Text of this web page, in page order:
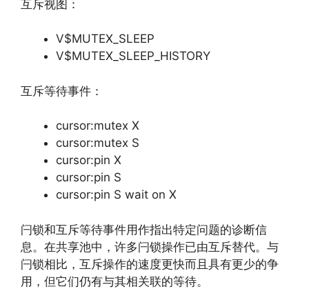
互斥视图：
V$MUTEX_SLEEP
V$MUTEX_SLEEP_HISTORY
互斥等待事件：
cursor:mutex X
cursor:mutex S
cursor:pin X
cursor:pin S
cursor:pin S wait on X
闩锁和互斥等待事件用作指出特定问题的诊断信
息。在共享池中，许多闩锁操作已由互斥替代。与
闩锁相比，互斥操作的速度更快而且具有更少的争
用，但它们仍有与其相关联的等待。